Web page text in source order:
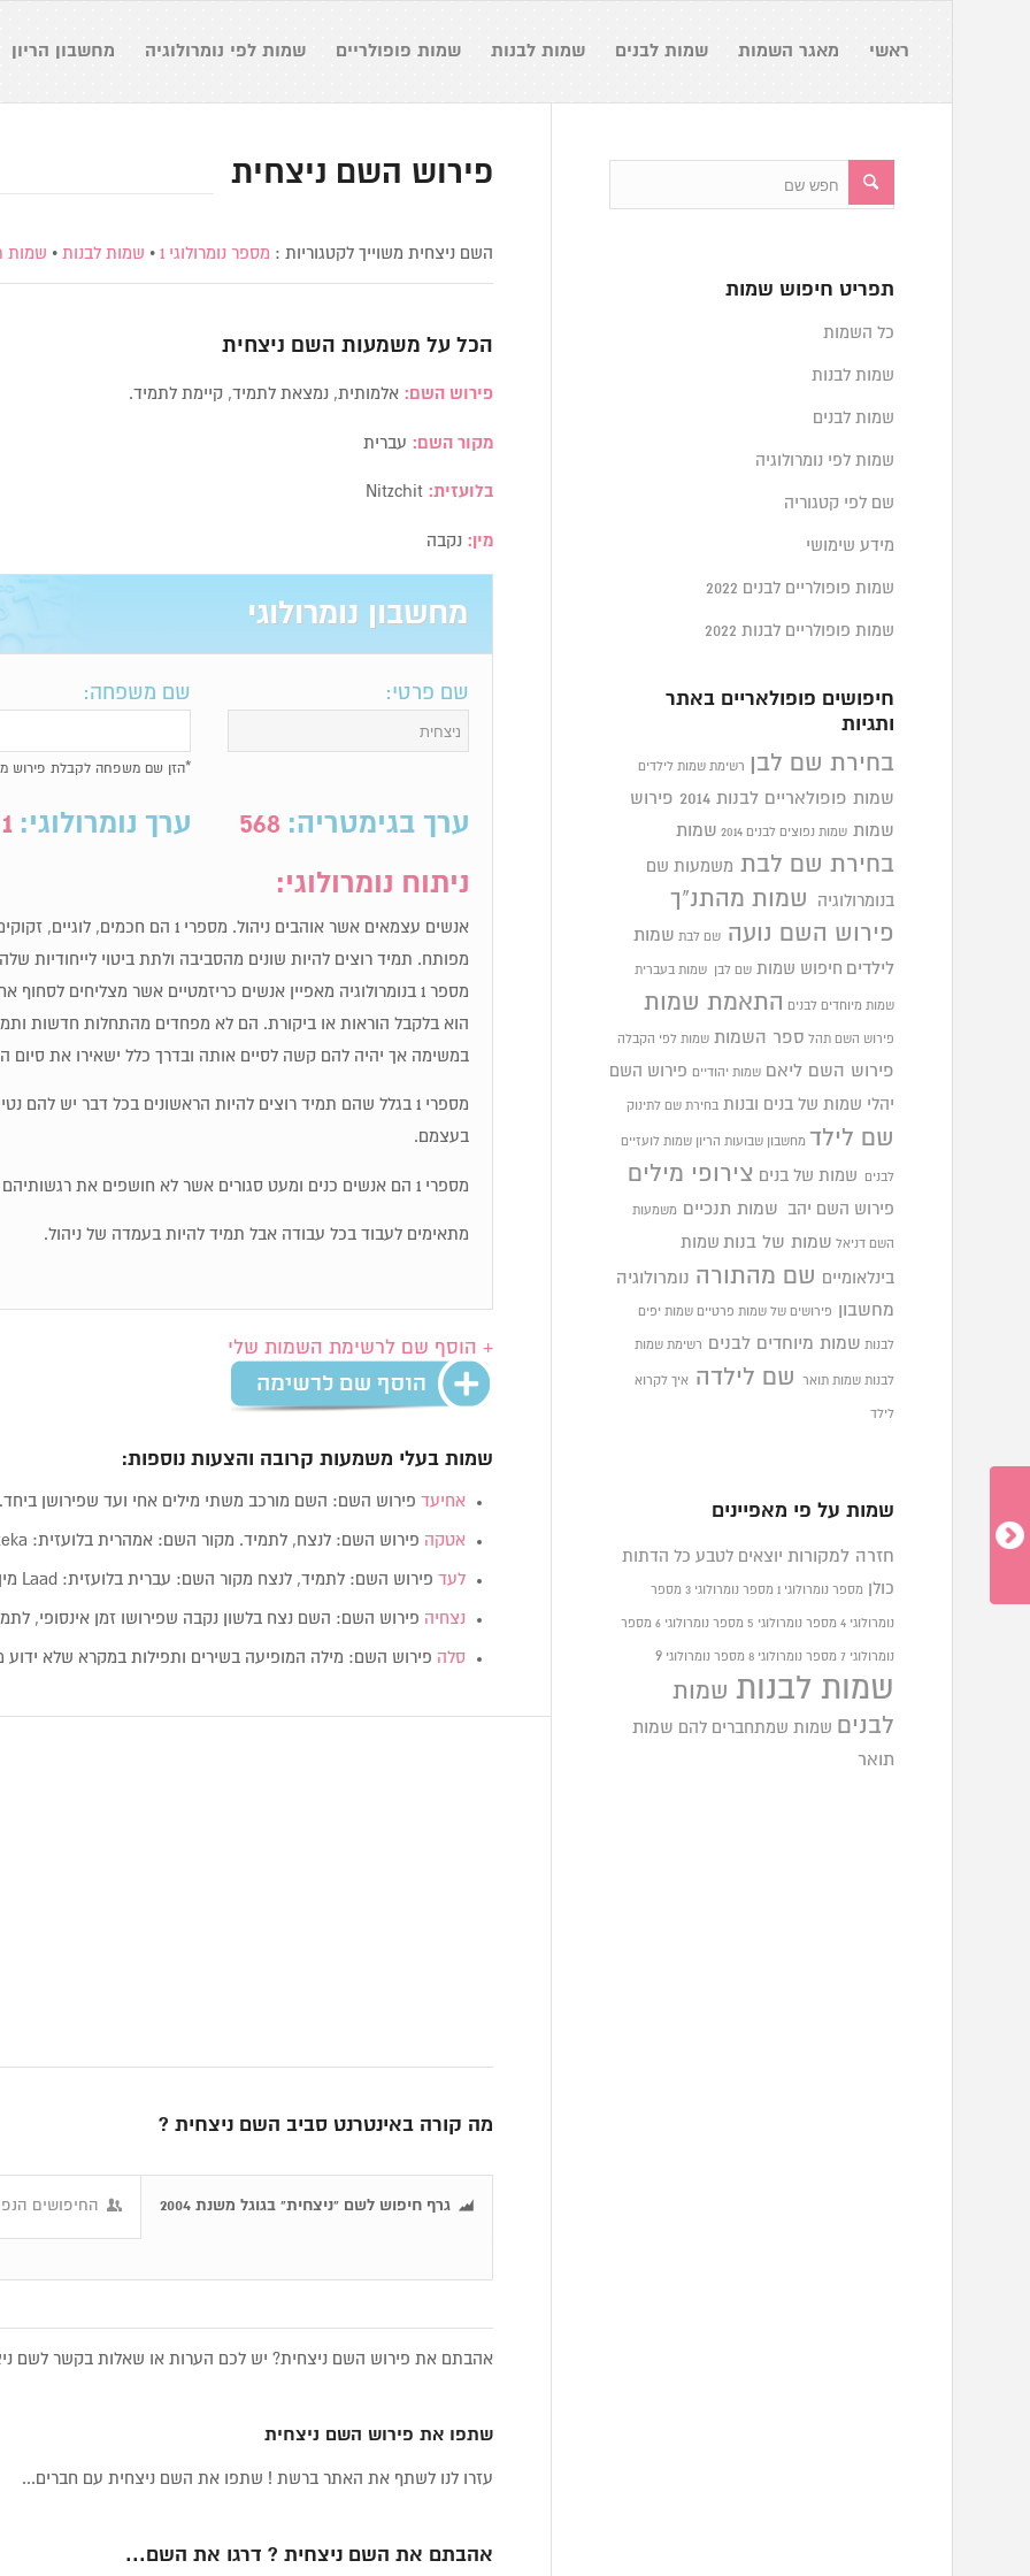
ראשי מאגר השמות שמות לבנים שמות לבנות שמות פופולריים שמות לפי נומרולוגיה מחשבון הריון
פירוש השם ניצחית
השם ניצחית משוייך לקטגוריות : מספר נומרולוגי 1 • שמות לבנות • שמות
הכל על משמעות השם ניצחית
פירוש השם: אלמותית, נמצאת לתמיד, קיימת לתמיד.
מקור השם: עברית
בלועזית: Nitzchit
מין: נקבה
מחשבון נומרולוגי
שם פרטי: שם משפחה:
*הזן שם משפחה לקבלת פירוש
ערך בגימטריה: 568 ערך נומרולוגי: 1
ניתוח נומרולוגי:
אנשים עצמאים אשר אוהבים ניהול. מספרי 1
מפותח. תמיד רוצים להיות שונים מהסביבה ולתת ביטוי לייחודיות
מספר 1 בנומרולוגיה מאפיין אנשים כריזמטיים אשר מצליחים
הוא בלקבל הוראות או ביקורת. הם לא מפחדים מהתחלות חדשות
במשימה אך יהיה להם קשה לסיים אותה ובדרך כלל ישאירו את סיום
מספרי 1 בגלל שהם תמיד רוצים להיות הראשונים בכל דבר יש להם
בעצמם.
מספרי 1 הם אנשים כנים ומעט סגורים אשר לא חושפים את רגשותיהם בקלות.
מתאימים לעבוד בכל עבודה אבל תמיד להיות בעמדה של ניהול.
+ הוסף שם לרשימת השמות שלי
שמות בעלי משמעות קרובה והצעות נוספות:
אחיעד פירוש השם: השם מורכב משתי מילים אחי ועד שפירושן
אטקה פירוש השם: לנצח, לתמיד. מקור השם: אמהרית בלועזית: Ateka מין:…
לעד פירוש השם: לתמיד, לנצח מקור השם: עברית בלועזית: Laad מין:…
נצחיה פירוש השם: השם נצח בלשון נקבה שפירושו זמן אינסופי,
סלה פירוש השם: מילה המופיעה בשירים ותפילות במקרא שלא
מה קורה באינטרנט סביב השם ניצחית ?
גרף חיפוש לשם "ניצחית" בגוגל משנת 2004 החיפושים
אהבתם את פירוש השם ניצחית? יש לכם הערות או שאלות בקשר לשם
שתפו את פירוש השם ניצחית
עזרו לנו לשתף את האתר ברשת ! שתפו את השם ניצחית עם חברים...
אהבתם את השם ניצחית ? דרגו את השם...
תפריט חיפוש שמות
כל השמות
שמות לבנות
שמות לבנים
שמות לפי נומרולוגיה
שם לפי קטגוריה
מידע שימושי
שמות פופולריים לבנים 2022
שמות פופולריים לבנות 2022
חיפושים פופולאריים באתר
ותגיות
בחירת שם לבן רשימת שמות לילדים
שמות פופולאריים לבנות 2014 פירוש
שמות שמות נפוצים לבנים 2014 שמות
בחירת שם לבת משמעות שם
בנומרולוגיה
שמות מהתנ"ך
פירוש השם נועה
שם לבת שמות
לילדים חיפוש שמות שם לבן שמות בעברית
שמות מיוחדים לבנים התאמת שמות
פירוש השם תהל ספר השמות שמות לפי הקבלה
פירוש השם ליאם שמות יהודיים פירוש השם
יהלי שמות של בנים ובנות בחירת שם לתינוק
שם לילד מחשבון שבועות הריון שמות לועזיים
לבנים שמות של בנים צירופי מילים
פירוש השם יהב שמות תנכיים משמעות
השם דניאל שמות של בנות שמות
בינלאומיים שם מהתורה נומרולוגיה
מחשבון פירושים של שמות פרטיים שמות יפים
לבנות שמות מיוחדים לבנים רשימת שמות
לבנות שמות תואר שם לילדה איך לקרוא
לילד
שמות על פי מאפיינים
חזרה למקורות יוצאים לטבע כל הדתות
כולן מספר נומרולוגי 1 מספר נומרולוגי 3 מספר
נומרולוגי 4 מספר נומרולוגי 5 מספר נומרולוגי 6 מספר
נומרולוגי 7 מספר נומרולוגי 8 מספר נומרולוגי9
שמות לבנות שמות
לבנים
שמות שמתחברים להם שמות
תואר